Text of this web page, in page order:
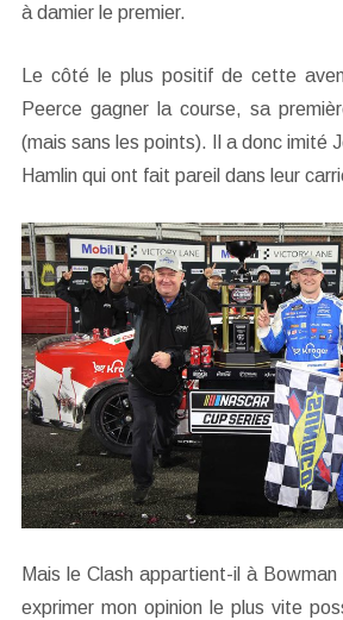
à damier le premier.
Le côté le plus positif de cette
Peerce gagner la course, sa
(mais sans les points). Il a donc imité
Hamlin qui ont fait pareil dans leur
Mais le Clash appartient-il à Bowman
exprimer mon opinion le plus vite